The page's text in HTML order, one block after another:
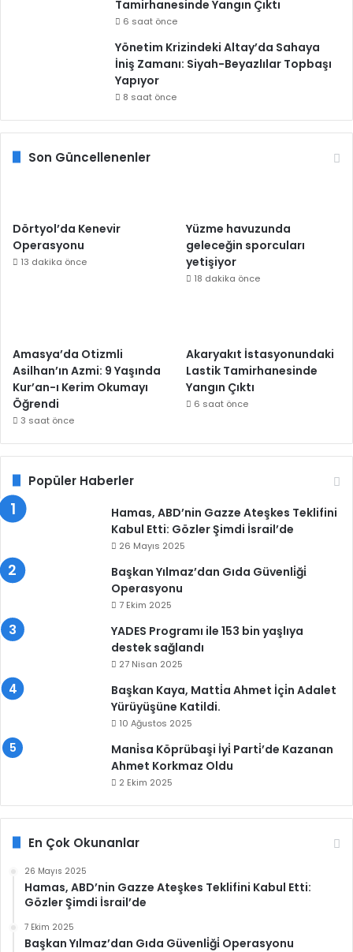
Tamirhanesinde Yangın Çıktı
6 saat önce
Yönetim Krizindeki Altay’da Sahaya
İniş Zamanı: Siyah-Beyazlılar Topbaşı
Yapıyor
8 saat önce
Son Güncellenenler
Dörtyol’da Kenevir
Operasyonu
13 dakika önce
Yüzme havuzunda
geleceğin sporcuları
yetişiyor
18 dakika önce
Amasya’da Otizmli
Asilhan’ın Azmi: 9 Yaşında
Kur’an-ı Kerim Okumayı
Öğrendi
3 saat önce
Akaryakıt İstasyonundaki
Lastik Tamirhanesinde
Yangın Çıktı
6 saat önce
Popüler Haberler
Hamas, ABD’nin Gazze Ateşkes Teklifini
Kabul Etti: Gözler Şimdi İsrail’de
26 Mayıs 2025
Başkan Yılmaz’dan Gıda Güvenli̇ği̇
Operasyonu
7 Ekim 2025
YADES Programı ile 153 bin yaşlıya
destek sağlandı
27 Nisan 2025
Başkan Kaya, Matti̇a Ahmet İçi̇n Adalet
Yürüyüşüne Katildi.
10 Ağustos 2025
Mani̇sa Köprübaşi İyi̇ Parti̇’de Kazanan
Ahmet Korkmaz Oldu
2 Ekim 2025
En Çok Okunanlar
26 Mayıs 2025
Hamas, ABD’nin Gazze Ateşkes Teklifini Kabul Etti:
Gözler Şimdi İsrail’de
7 Ekim 2025
Başkan Yılmaz’dan Gıda Güvenli̇ği̇ Operasyonu